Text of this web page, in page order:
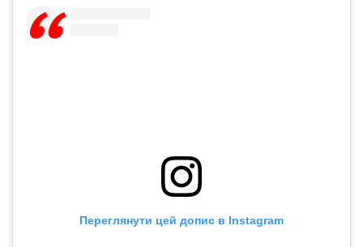
Переглянути цей допис в Instagram